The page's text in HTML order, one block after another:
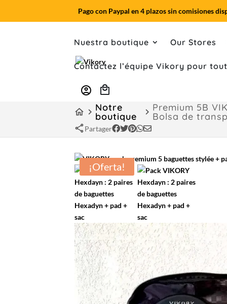
Pago con Paypal en 4 plazos sin comisiones
Nuestra boutique Our Stores
Contactez l’équipe Vikory pour
account_circle
home keyboard_arrow_right Notre
boutique keyboard_arrow_right Premium 5B
Bolsa de
sharePartager
¡Oferta!